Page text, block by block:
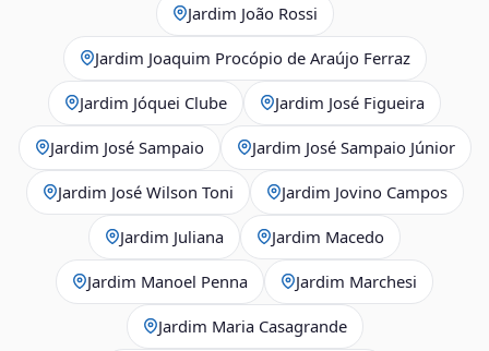
Jardim João Rossi
Jardim Joaquim Procópio de Araújo Ferraz
Jardim Jóquei Clube Jardim José Figueira
Jardim José Sampaio Jardim José Sampaio Júnior
Jardim José Wilson Toni Jardim Jovino Campos
Jardim Juliana Jardim Macedo
Jardim Manoel Penna Jardim Marchesi
Jardim Maria Casagrande